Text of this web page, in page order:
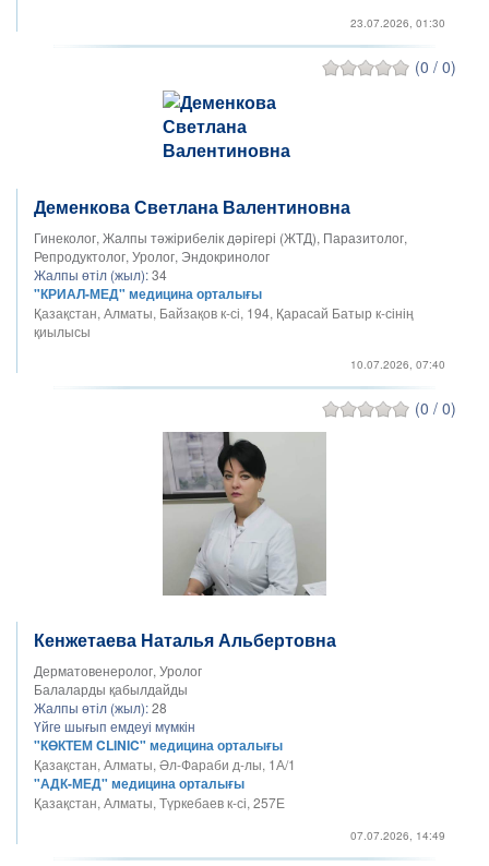
23.07.2026, 01:30
(0 / 0)
Деменкова Светлана Валентиновна
Гинеколог, Жалпы тәжірибелік дәрігері (ЖТД), Паразитолог,
Репродуктолог, Уролог, Эндокринолог
Жалпы өтіл (жыл):34
"КРИАЛ-МЕД" медицина орталығы
Қазақстан, Алматы, Байзақов к-сі, 194, Қарасай Батыр к-сінің
қиылысы
10.07.2026, 07:40
(0 / 0)
Кенжетаева Наталья Альбертовна
Дерматовенеролог, Уролог
Балаларды қабылдайды
Жалпы өтіл (жыл):28
Үйге шығып емдеуі мүмкін
"КӨКТЕМ CLINIC" медицина орталығы
Қазақстан, Алматы, Әл-Фараби д-лы, 1А/1
"АДК-МЕД" медицина орталығы
Қазақстан, Алматы, Түркебаев к-сі, 257Е
07.07.2026, 14:49